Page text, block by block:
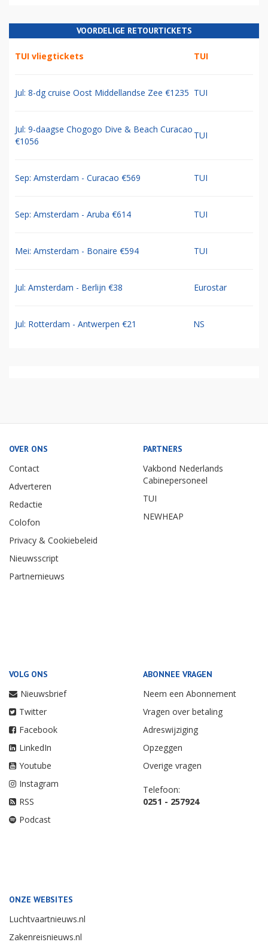
VOORDELIGE RETOURTICKETS
TUI vliegtickets TUI
Jul: 8-dg cruise Oost Middellandse Zee €1235 TUI
Jul: 9-daagse Chogogo Dive & Beach Curacao
€1056
TUI
Sep: Amsterdam - Curacao €569 TUI
Sep: Amsterdam - Aruba €614 TUI
Mei: Amsterdam - Bonaire €594 TUI
Jul: Amsterdam - Berlijn €38 Eurostar
Jul: Rotterdam - Antwerpen €21 NS
OVER ONS
Contact
Adverteren
Redactie
Colofon
Privacy & Cookiebeleid
Nieuwsscript
Partnernieuws
PARTNERS
Vakbond Nederlands
Cabinepersoneel
TUI
NEWHEAP
VOLG ONS
Nieuwsbrief
Twitter
Facebook
LinkedIn
Youtube
Instagram
RSS
Podcast
ABONNEE VRAGEN
Neem een Abonnement
Vragen over betaling
Adreswijziging
Opzeggen
Overige vragen
Telefoon:
0251 - 257924
ONZE WEBSITES
Luchtvaartnieuws.nl
Zakenreisnieuws.nl